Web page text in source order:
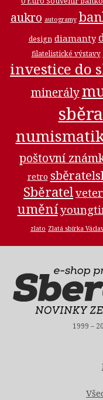
aukro autogramy
design diamanty
filatelistické výstavy
investice do
minerály
poštovní
retro
Sběratel
umění
zlato Zlatá sbírka
1999 –